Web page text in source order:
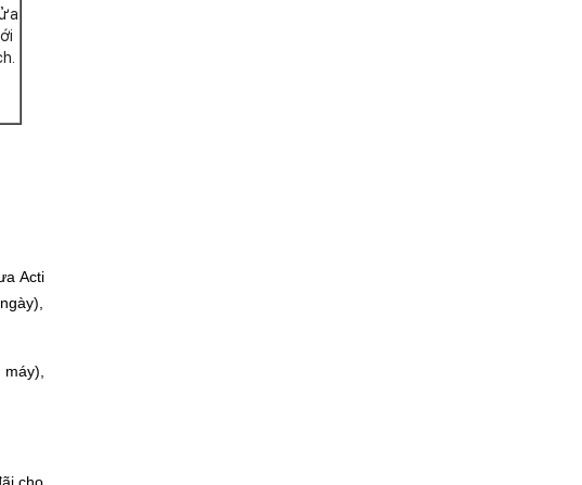
Acti
cho